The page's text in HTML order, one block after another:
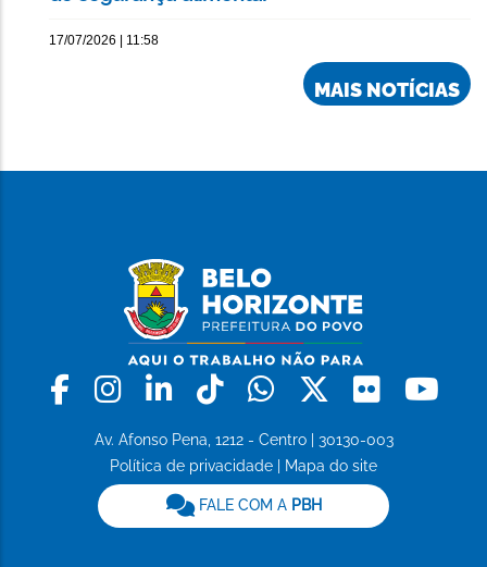
17/07/2026 | 11:58
MAIS NOTÍCIAS
Facebook
Instagram
LinkedinTiktokWhatsapp
X Flickr
Av. Afonso Pena, 1212 - Centro | 30130-003
Política de privacidade
Mapa do site
FALE COM A PBH